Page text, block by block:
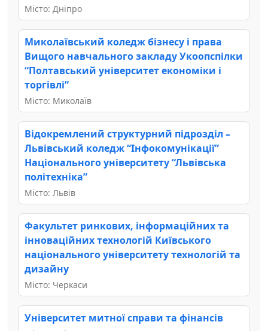
Місто: Дніпро
Миколаївський коледж бізнесу і права
Вищого навчального закладу Укоопспілки
“Полтавський університет економіки і
торгівлі”
Місто: Миколаїв
Відокремлений структурний підрозділ –
Львівський коледж “Інфокомунікації”
Національного університету “Львівська
політехніка”
Місто: Львів
Факультет ринкових, інформаційних та
інноваційних технологій Київського
національного університету технологій та
дизайну
Місто: Черкаси
Університет митної справи та фінансів